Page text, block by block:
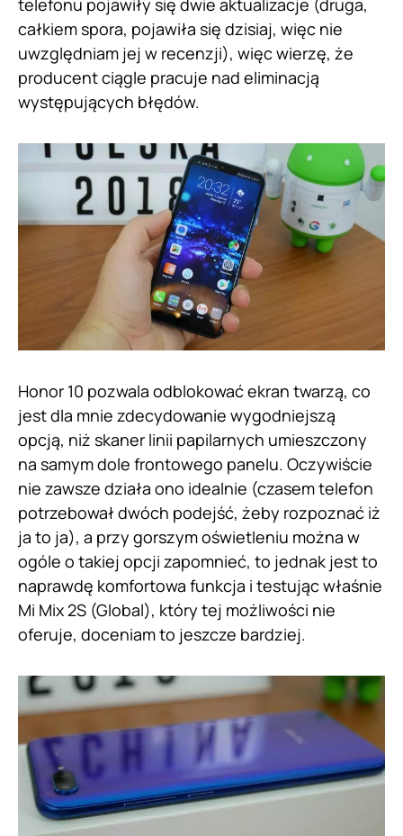
telefonu pojawiły się dwie aktualizacje (druga,
całkiem spora, pojawiła się dzisiaj, więc nie
uwzględniam jej w recenzji), więc wierzę, że
producent ciągle pracuje nad eliminacją
występujących błędów.
Honor 10 pozwala odblokować ekran twarzą, co
jest dla mnie zdecydowanie wygodniejszą
opcją, niż skaner linii papilarnych umieszczony
na samym dole frontowego panelu. Oczywiście
nie zawsze działa ono idealnie (czasem telefon
potrzebował dwóch podejść, żeby rozpoznać iż
ja to ja), a przy gorszym oświetleniu można w
ogóle o takiej opcji zapomnieć, to jednak jest to
naprawdę komfortowa funkcja i testując właśnie
Mi Mix 2S (Global), który tej możliwości nie
oferuje, doceniam to jeszcze bardziej.